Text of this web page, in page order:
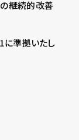
継続的改善
に準拠いたし